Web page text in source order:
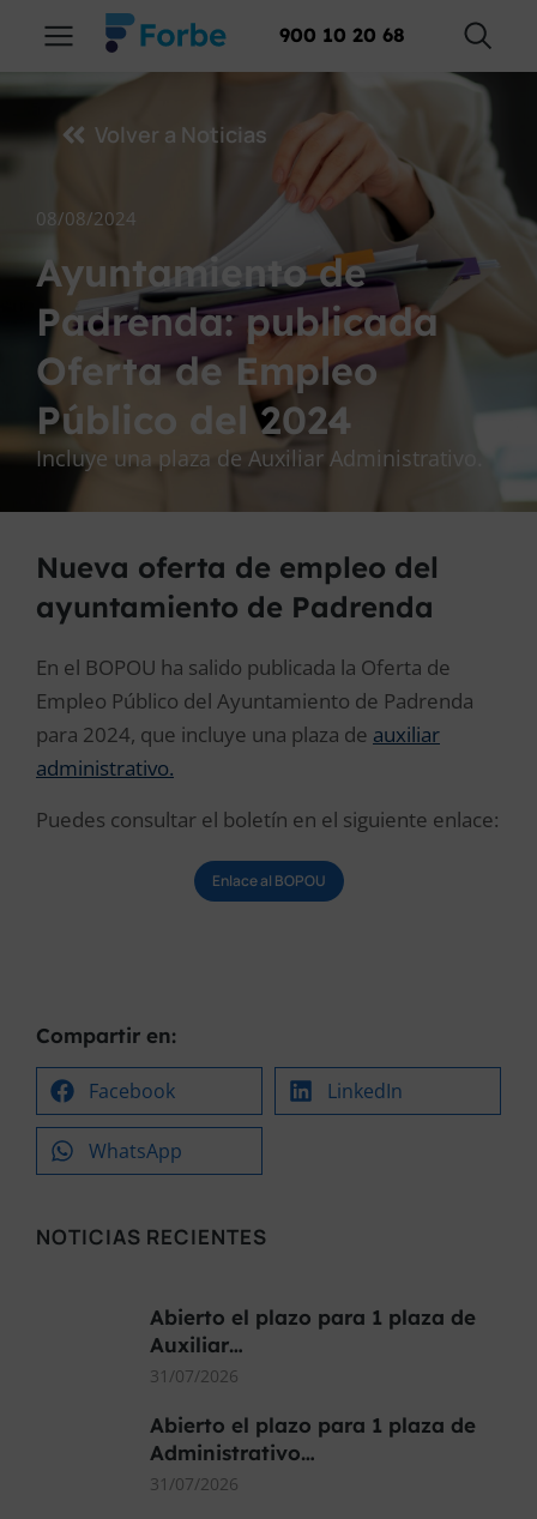
900 10 20 68
Volver a Noticias
08/08/2024
Ayuntamiento de
Padrenda: publicada
Oferta de Empleo
Público del 2024
Incluye una plaza de Auxiliar Administrativo.
Nueva oferta de empleo del
ayuntamiento de Padrenda
En el BOPOU ha salido publicada la Oferta de
Empleo Público del Ayuntamiento de Padrenda
para 2024, que incluye una plaza de auxiliar
administrativo.
Puedes consultar el boletín en el siguiente enlace:
Enlace al BOPOU
Compartir en:
Facebook LinkedIn
WhatsApp
NOTICIAS RECIENTES
Abierto el plazo para 1 plaza de
Auxiliar…
31/07/2026
Abierto el plazo para 1 plaza de
Administrativo…
31/07/2026